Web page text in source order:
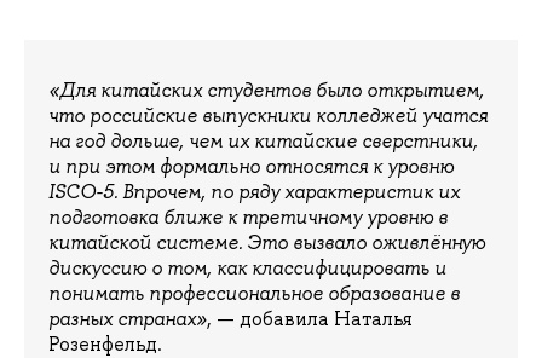
«Для китайских студентов было открытием,
что российские выпускники колледжей учатся
на год дольше, чем их китайские сверстники,
и при этом формально относятся к уровню
ISCO-5. Впрочем, по ряду характеристик их
подготовка ближе к третичному уровню в
китайской системе. Это вызвало оживлённую
дискуссию о том, как классифицировать и
понимать профессиональное образование в
разных странах», — добавила Наталья
Розенфельд.